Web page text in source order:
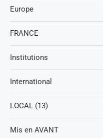
Europe
FRANCE
Institutions
International
LOCAL (13)
Mis en AVANT